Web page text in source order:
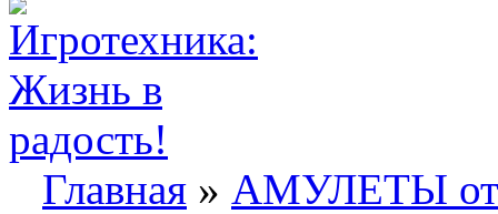
Главная » АМУЛЕТЫ